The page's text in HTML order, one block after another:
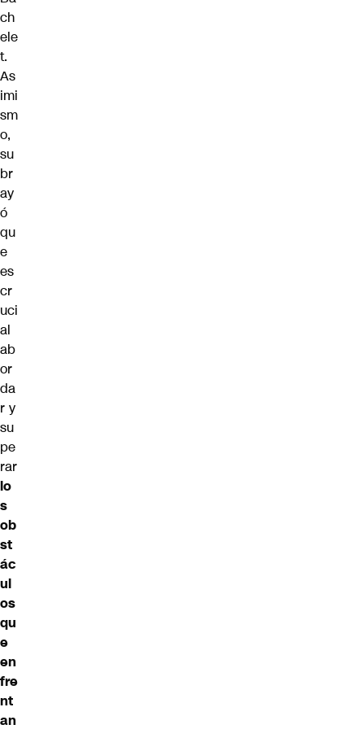
ch
ele
t.
As
imi
sm
o,
su
br
ay
ó
qu
e
es
cr
uci
al
ab
or
da
r y
su
pe
rar
lo
s
ob
st
ác
ul
os
qu
e
en
fre
nt
an